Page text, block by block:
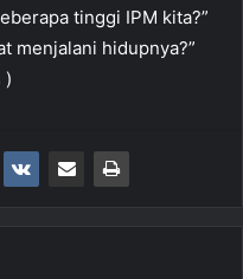
tinggi IPM kita?”
menjalani hidupnya?”
)